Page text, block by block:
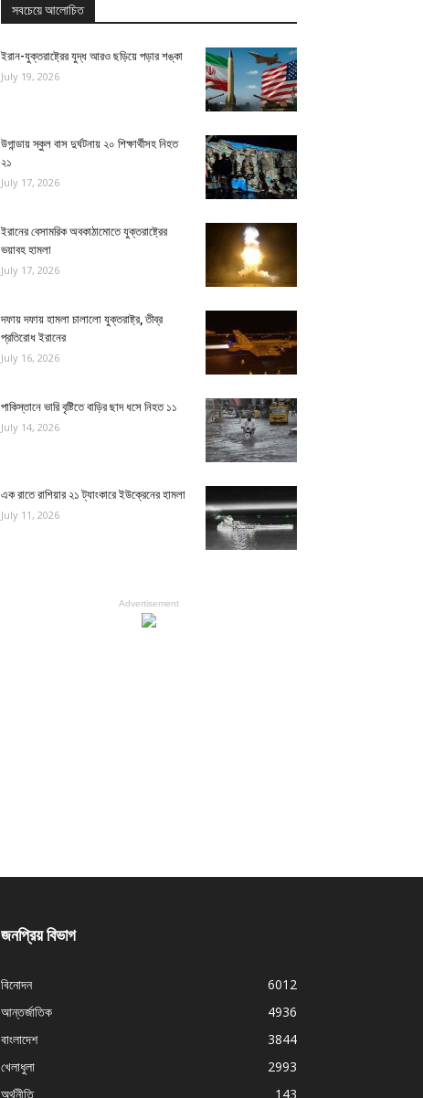
সবচেয়ে আলোচিত
ইরান-যুক্তরাষ্ট্রের যুদ্ধ আরও ছড়িয়ে পড়ার শঙ্কা
July 19, 2026
উগান্ডায় স্কুল বাস দুর্ঘটনায় ২০ শিক্ষার্থীসহ নিহত
২১
July 17, 2026
ইরানের বেসামরিক অবকাঠামোতে যুক্তরাষ্ট্রের
ভয়াবহ হামলা
July 17, 2026
দফায় দফায় হামলা চালালো যুক্তরাষ্ট্র, তীব্র
প্রতিরোধ ইরানের
July 16, 2026
পাকিস্তানে ভারি বৃষ্টিতে বাড়ির ছাদ ধসে নিহত ১১
July 14, 2026
এক রাতে রাশিয়ার ২১ ট্যাংকারে ইউক্রেনের হামলা
July 11, 2026
Advertisement
জনপ্রিয় বিভাগ
বিনোদন
6012
আন্তর্জাতিক
4936
বাংলাদেশ
3844
খেলাধুলা
2993
অর্থনীতি
143